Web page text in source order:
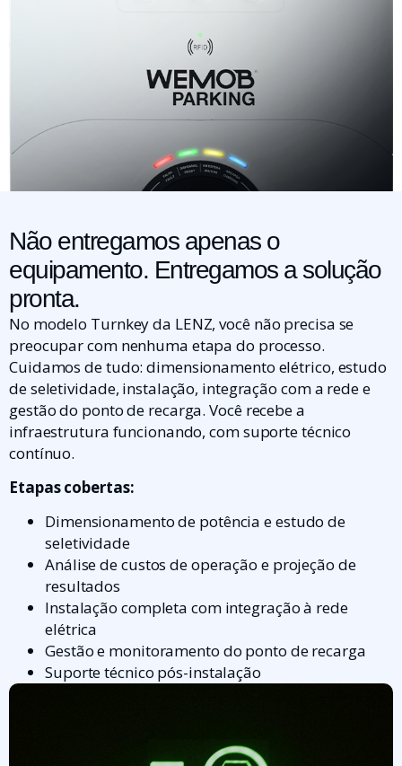
Não entregamos apenas o
equipamento. Entregamos a solução
pronta.
No modelo Turnkey da LENZ, você não precisa se
preocupar com nenhuma etapa do processo.
Cuidamos de tudo: dimensionamento elétrico, estudo
de seletividade, instalação, integração com a rede e
gestão do ponto de recarga. Você recebe a
infraestrutura funcionando, com suporte técnico
contínuo.
Etapas cobertas:
Dimensionamento de potência e estudo de
seletividade
Análise de custos de operação e projeção de
resultados
Instalação completa com integração à rede
elétrica
Gestão e monitoramento do ponto de recarga
Suporte técnico pós-instalação